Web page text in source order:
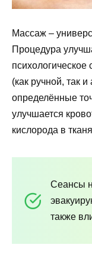
Массаж –
Процедура
(как ручной, так
определённые
улучшается
кислорода в
Сеансы
также